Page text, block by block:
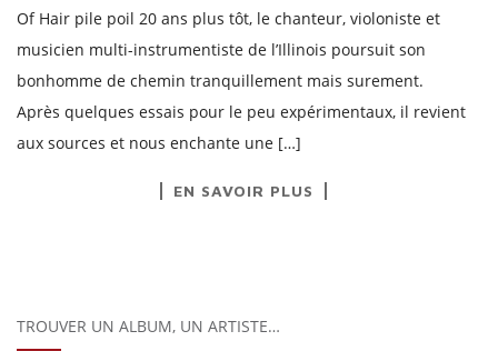
Of Hair pile poil 20 ans plus tôt, le chanteur, violoniste et
musicien multi-instrumentiste de l’Illinois poursuit son
bonhomme de chemin tranquillement mais surement.
Après quelques essais pour le peu expérimentaux, il revient
aux sources et nous enchante une […]
EN SAVOIR PLUS
TROUVER UN ALBUM, UN ARTISTE…